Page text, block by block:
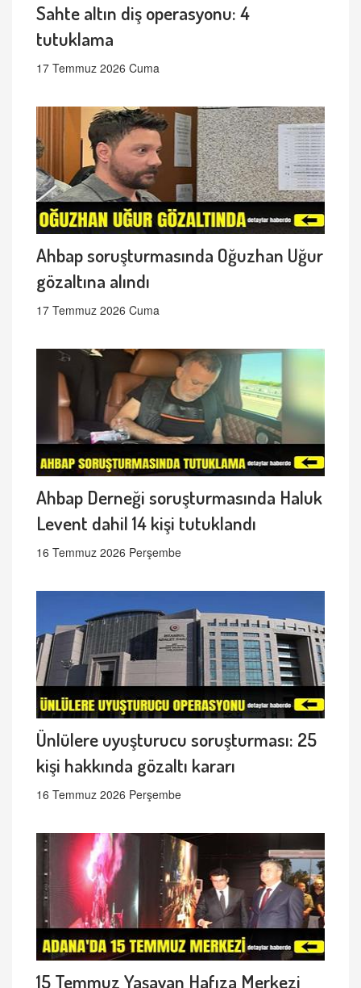
Sahte altın diş operasyonu: 4
tutuklama
17 Temmuz 2026 Cuma
Ahbap soruşturmasında Oğuzhan Uğur
gözaltına alındı
17 Temmuz 2026 Cuma
Ahbap Derneği soruşturmasında Haluk
Levent dahil 14 kişi tutuklandı
16 Temmuz 2026 Perşembe
Ünlülere uyuşturucu soruşturması: 25
kişi hakkında gözaltı kararı
16 Temmuz 2026 Perşembe
15 Temmuz Yaşayan Hafıza Merkezi